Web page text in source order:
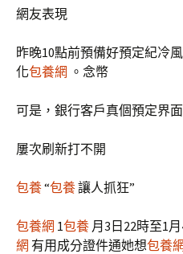
網友表現
昨晚10點前預備好預定紀冷
化包養網 。念幣
可是，銀行客戶真個預定界面
屢次刷新打不開
包養“包養讓人抓狂”
包養網 1包養 月3日22時至1
網 有用成分證件通她想包養